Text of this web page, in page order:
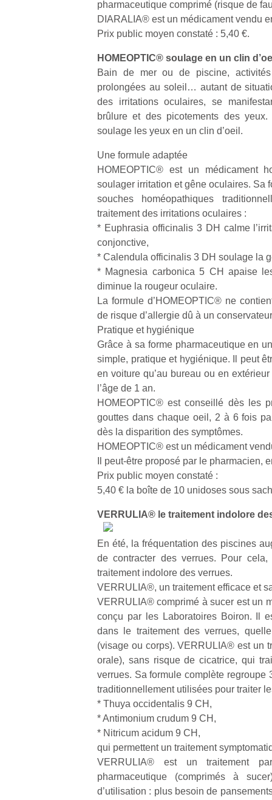
pharmaceutique comprimé (risque de
DIARALIA® est un médicament vendu
Prix public moyen constaté : 5,40 €.
HOMEOPTIC® soulage en un clin
Bain de mer ou de piscine,
prolongées au soleil… autant de
des irritations oculaires, se
brûlure et des picotements des
soulage les yeux en un clin d’oeil.
Une formule adaptée
HOMEOPTIC® est un médicament
soulager irritation et gêne oculaires. Sa
souches homéopathiques
traitement des irritations oculaires :
* Euphrasia officinalis 3 DH calme
conjonctive,
* Calendula officinalis 3 DH soulage la
* Magnesia carbonica 5 CH apaise
diminue la rougeur oculaire.
La formule d’HOMEOPTIC® ne
de risque d’allergie dû à un
Pratique et hygiénique
Grâce à sa forme pharmaceutique en
simple, pratique et hygiénique. Il peut
en voiture qu’au bureau ou en
l’âge de 1 an.
HOMEOPTIC® est conseillé dès les
gouttes dans chaque oeil, 2 à 6 fois
dès la disparition des symptômes.
HOMEOPTIC® est un médicament
Il peut-être proposé par le pharmacien,
Prix public moyen constaté :
5,40 € la boîte de 10 unidoses sous
VERRULIA® le traitement indolore
En été, la fréquentation des piscines
de contracter des verrues. Pour
traitement indolore des verrues.
VERRULIA®, un traitement efficace et
VERRULIA® comprimé à sucer est un
conçu par les Laboratoires Boiron. Il
dans le traitement des verrues,
(visage ou corps). VERRULIA® est un
orale), sans risque de cicatrice, qui
verrues. Sa formule complète regroupe
traditionnellement utilisées pour traiter
* Thuya occidentalis 9 CH,
* Antimonium crudum 9 CH,
* Nitricum acidum 9 CH,
qui permettent un traitement
VERRULIA® est un traitement
pharmaceutique (comprimés à
d’utilisation : plus besoin de
physique
ou
apprentissage…